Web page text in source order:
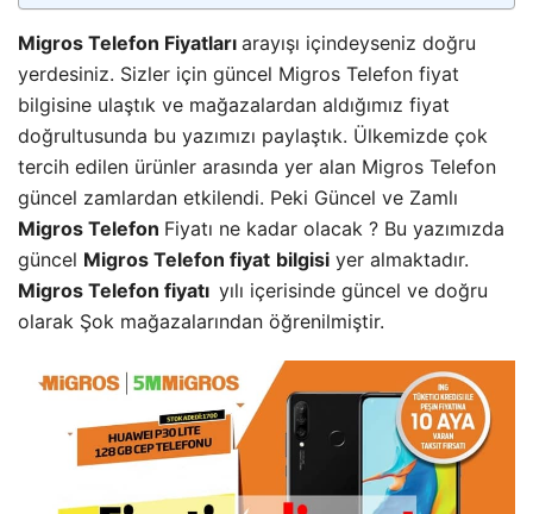
Migros Telefon Fiyatları arayışı içindeyseniz doğru
yerdesiniz. Sizler için güncel Migros Telefon fiyat
bilgisine ulaştık ve mağazalardan aldığımız fiyat
doğrultusunda bu yazımızı paylaştık. Ülkemizde çok
tercih edilen ürünler arasında yer alan Migros Telefon
güncel zamlardan etkilendi. Peki Güncel ve Zamlı
Migros Telefon Fiyatı ne kadar olacak ? Bu yazımızda
güncel Migros Telefon fiyat bilgisi yer almaktadır.
Migros Telefon fiyatı yılı içerisinde güncel ve doğru
olarak Şok mağazalarından öğrenilmiştir.